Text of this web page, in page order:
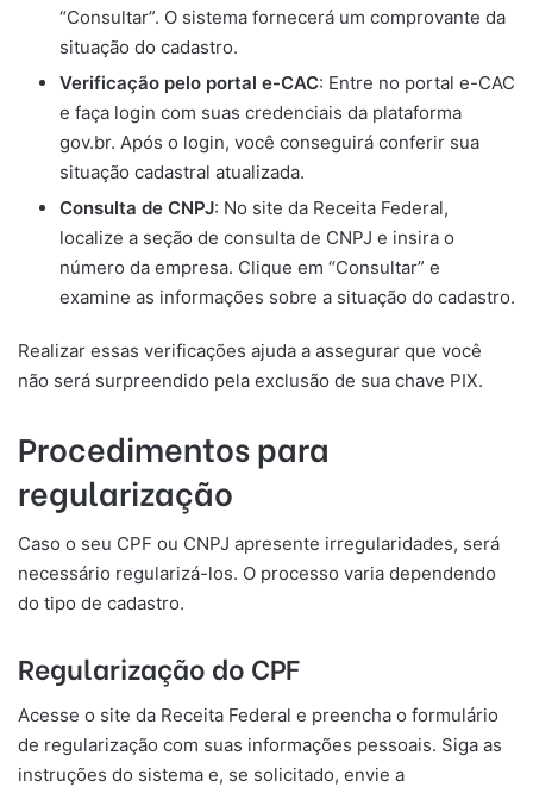
“Consultar”. O sistema fornecerá um comprovante da
situação do cadastro.
Verificação pelo portal e-CAC: Entre no portal e-CAC
e faça login com suas credenciais da plataforma
gov.br. Após o login, você conseguirá conferir sua
situação cadastral atualizada.
Consulta de CNPJ: No site da Receita Federal,
localize a seção de consulta de CNPJ e insira o
número da empresa. Clique em “Consultar” e
examine as informações sobre a situação do cadastro.
Realizar essas verificações ajuda a assegurar que você
não será surpreendido pela exclusão de sua chave PIX.
Procedimentos para
regularização
Caso o seu CPF ou CNPJ apresente irregularidades, será
necessário regularizá-los. O processo varia dependendo
do tipo de cadastro.
Regularização do CPF
Acesse o site da Receita Federal e preencha o formulário
de regularização com suas informações pessoais. Siga as
instruções do sistema e, se solicitado, envie a